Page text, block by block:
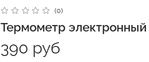
(0)
Термометр электронный
390 руб